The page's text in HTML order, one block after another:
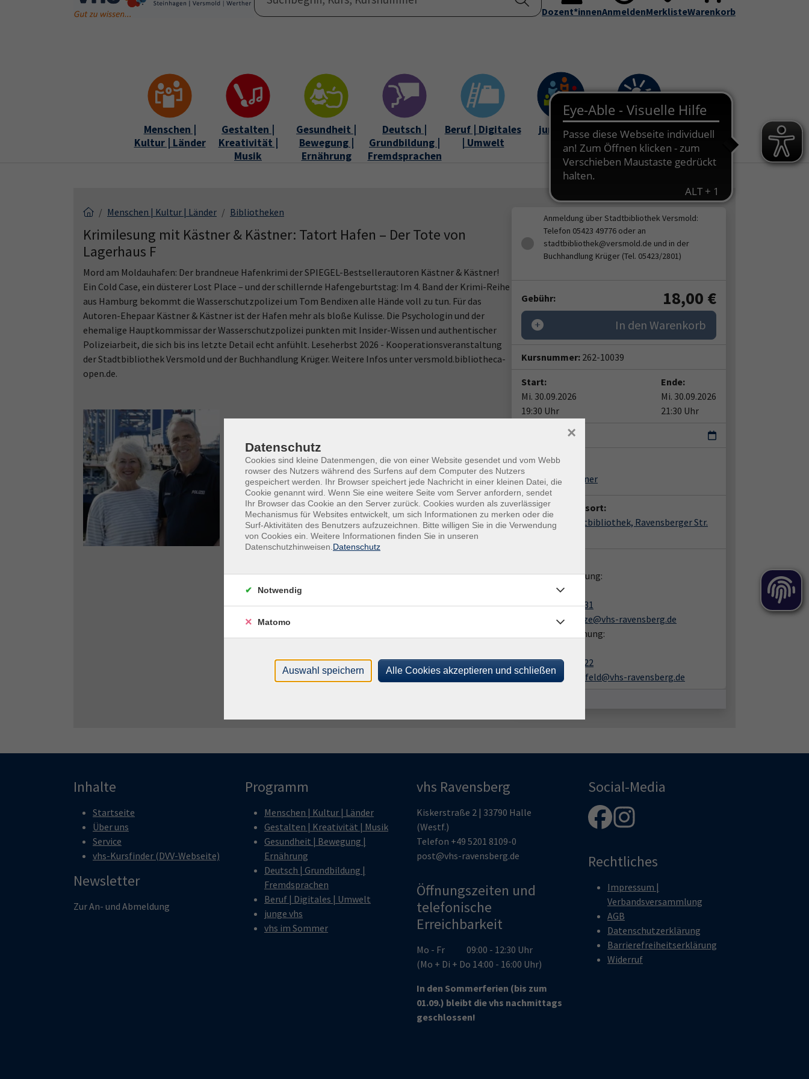
Skip to main content
Submenu for "Über uns"
Service Submenu for "Service"
vhs-Kursfinder (DVV-Webseite)
Dozent*innenAnmeldenMerklisteWarenkorb
Menschen |
Kultur | Länder
Gestalten |
Kreativität |
Musik
Gesundheit |
Bewegung |
Ernährung
Deutsch |
Grundbildung |
Fremdsprachen
Beruf | Digitales
| Umwelt
junge vhs vhs im Sommer
Menschen | Kultur | Länder Bibliotheken
Krimilesung mit Kästner & Kästner: Tatort Hafen – Der Tote von
Lagerhaus F
Mord am Moldauhafen: Der brandneue Hafenkrimi der SPIEGEL-Bestsellerautoren Kästner & Kästner!
Ein Cold Case, ein düsterer Lost Place – und der schillernde Hafengeburtstag: Im 4. Band der Krimi-Reihe
aus Hamburg bekommt die Wasserschutzpolizei um Tom Bendixen alle Hände voll zu tun. Für das
Autoren-Ehepaar Kästner & Kästner ist der Hafen mehr als bloße Kulisse. Die Psychologin und der
ehemalige Hauptkommissar der Wasserschutzpolizei punkten mit Insider-Wissen und authentischer
Polizeiarbeit, die sich bis ins letzte Detail echt anfühlt. Leseherbst 2026 - Kooperationsveranstaltung
der Stadtbibliothek Versmold und der Buchhandlung Krüger. Weitere Infos unter versmold.bibliotheca-
open.de.
Anmeldung über Stadtbibliothek Versmold:
Telefon 05423 49776 oder an
stadtbibliothek@versmold.de und in der
Buchhandlung Krüger (Tel. 05423/2801)
Gebühr: 18,00 €
In den Warenkorb
Kursnummer: 262-10039
Start:
Mi. 30.09.2026
19:30 Uhr
Ende:
Mi. 30.09.2026
21:30 Uhr
Dozent*in:
Kästner & Kästner
Veranstaltungsort:
Versmold, Stadtbibliothek, Ravensberger Str.
Fachliche Beratung:
Stefan Kuntze
05201 8109-31
stefan.kuntze@vhs-ravensberg.de
Fragen zur Buchung:
05201 8109-22
ines.luechtefeld@vhs-ravensberg.de
Inhalte
Startseite
Über uns
Service
vhs-Kursfinder (DVV-Webseite)
Newsletter
Zur An- und Abmeldung
Programm
Menschen | Kultur | Länder
Gestalten | Kreativität | Musik
Gesundheit | Bewegung |
Ernährung
Deutsch | Grundbildung |
Fremdsprachen
Beruf | Digitales | Umwelt
junge vhs
vhs im Sommer
vhs Ravensberg
Kiskerstraße 2 | 33790 Halle
(Westf.)
Telefon +49 5201 8109-0
post@vhs-ravensberg.de
Öffnungszeiten und
telefonische
Erreichbarkeit
Mo - Fr 09:00 - 12:30 Uhr
(Mo + Di + Do 14:00 - 16:00 Uhr)
In den Sommerferien (bis zum
01.09.) bleibt die vhs nachmittags
geschlossen!
Social-Media
Rechtliches
Impressum |
Verbandsversammlung
AGB
Datenschutzerklärung
Barrierefreiheitserklärung
Widerruf
Datenschutz
Cookies sind kleine Datenmengen, die von einer Website gesendet und vom Webb
rowser des Nutzers während des Surfens auf dem Computer des Nutzers
gespeichert werden. Ihr Browser speichert jede Nachricht in einer kleinen Datei, die
Cookie genannt wird. Wenn Sie eine weitere Seite vom Server anfordern, sendet
Ihr Browser das Cookie an den Server zurück. Cookies wurden als zuverlässiger
Mechanismus für Websites entwickelt, um sich Informationen zu merken oder die
Surf-Aktivitäten des Benutzers aufzuzeichnen. Bitte willigen Sie in die Verwendung
von Cookies ein. Weitere Informationen finden Sie in unseren
Datenschutzhinweisen. Datenschutz
×
Notwendig
Matomo
Auswahl speichern Alle Cookies akzeptieren und schließen